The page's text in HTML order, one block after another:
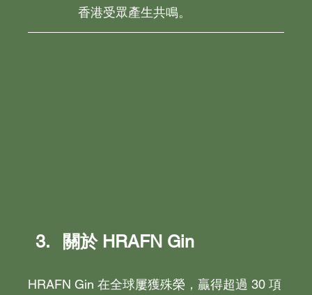
香港受眾產生共鳴。
關於 HRAFN Gin
HRAFN Gin 在全球屢獲殊榮，贏得超過 30 項